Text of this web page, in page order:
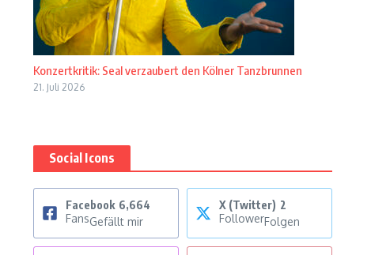
Konzertkritik: Seal verzaubert den Kölner Tanzbrunnen
21. Juli 2026
Social Icons
Facebook 6,664
FansGefällt mir
X (Twitter) 2
FollowerFolgen